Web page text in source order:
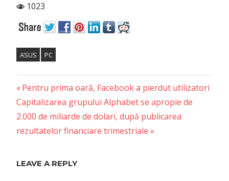
1023
ASUS PC
Post
navigation
Previous
Post:
Pentru prima oară, Facebook a pierdut utilizatori
Next
Post:
Capitalizarea grupului Alphabet se apropie de
2.000 de miliarde de dolari, după publicarea
rezultatelor financiare trimestriale
LEAVE A REPLY